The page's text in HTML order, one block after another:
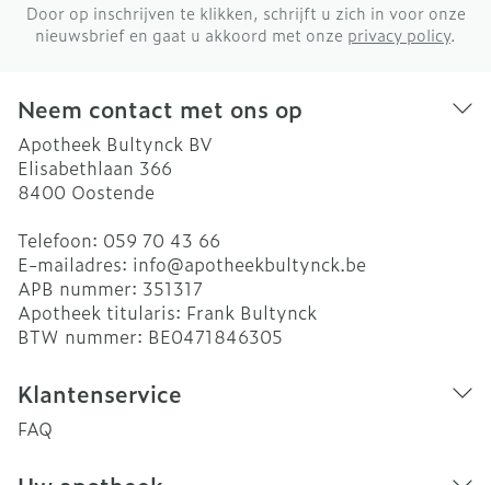
Door op inschrijven te klikken, schrijft u zich in voor onze
nieuwsbrief en gaat u akkoord met onze privacy policy.
Neem contact met ons op
Apotheek Bultynck BV
Elisabethlaan 366
8400 Oostende
Telefoon: 059 70 43 66
E-mailadres: info@apotheekbultynck.be
APB nummer: 351317
Apotheek titularis: Frank Bultynck
BTW nummer: BE0471846305
Klantenservice
FAQ